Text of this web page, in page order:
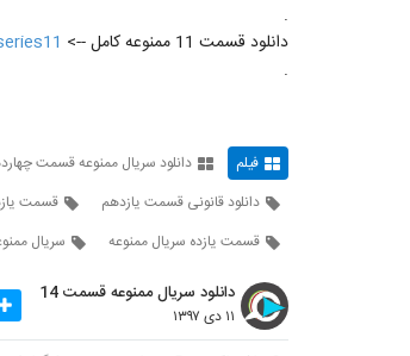
.
دانلود قسمت 11 ممنوعه کامل -->
.
فیلم دانلود سریال ممنوعه قسمت
دانلود قانونی قسمت یازدهم
قسمت
قسمت یازده سریال ممنوعه
سریال
دانلود سریال ممنوعه قسمت 14
۱۱ دی ۱۳۹۷